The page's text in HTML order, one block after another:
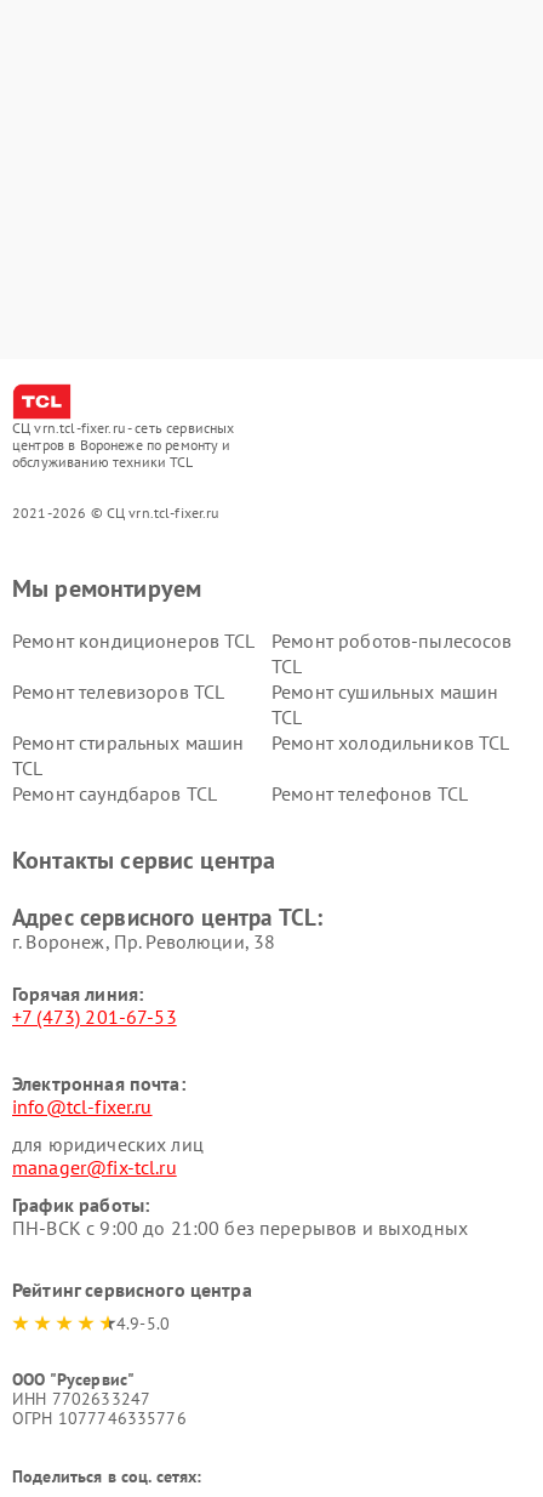
СЦ vrn.tcl-fixer.ru - сеть сервисных
центров в Воронеже по ремонту и
обслуживанию техники TCL
2021-2026 © СЦ vrn.tcl-fixer.ru
Мы ремонтируем
Ремонт кондиционеров TCL
Ремонт роботов-пылесосов
TCL
Ремонт телевизоров TCL
Ремонт сушильных машин
TCL
Ремонт стиральных машин
TCL
Ремонт холодильников TCL
Ремонт саундбаров TCL Ремонт телефонов TCL
Контакты сервис центра
Адрес сервисного центра TCL:
г. Воронеж, Пр. Революции, 38
Горячая линия:
+7 (473) 201-67-53
Электронная почта:
info@tcl-fixer.ru
для юридических лиц
manager@fix-tcl.ru
График работы:
ПН-ВСК с 9:00 до 21:00 без перерывов и выходных
Рейтинг сервисного центра
4.9-5.0
ООО "Русервис"
ИНН 7702633247
ОГРН 1077746335776
Поделиться в соц. сетях: